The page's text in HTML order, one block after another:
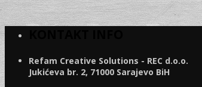
Refam Creative Solutions - REC d.o.o.
Jukićeva br. 2, 71000 Sarajevo BiH